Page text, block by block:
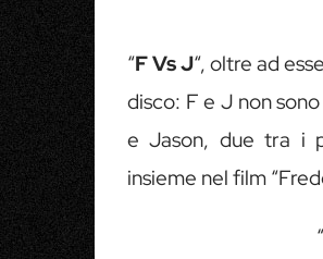
“F Vs J“, oltre ad
disco: F e J non
e Jason, due tra i
insieme nel film